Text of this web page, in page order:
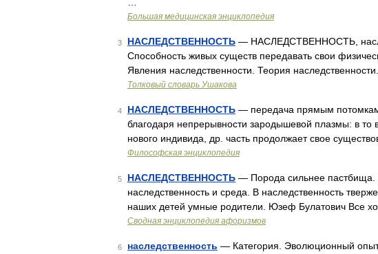
Большая медицинская энциклопедия
3 НАСЛЕДСТВЕННОСТЬ — НАСЛЕДСТВЕННОСТЬ,
Способность живых существ передавать свои
Явления наследственности. Теория
Толковый словарь Ушакова
4 НАСЛЕДСТВЕННОСТЬ — передача прямым потомкам
благодаря непрерывности зародышевой плазмы: в то
нового индивида, др. часть продолжает свое
Философская энциклопедия
5 НАСЛЕДСТВЕННОСТЬ — Порода сильнее пастбища.
наследственность и среда. В наследственность
наших детей умные родители. Юзеф Булатович Все
Сводная энциклопедия афоризмов
6 наследственность — Категория. Эволюционный